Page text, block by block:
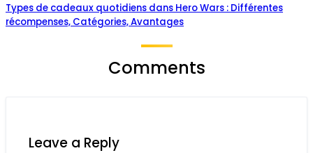
Types de cadeaux quotidiens dans Hero Wars : Différentes
récompenses, Catégories, Avantages
Comments
Leave a Reply